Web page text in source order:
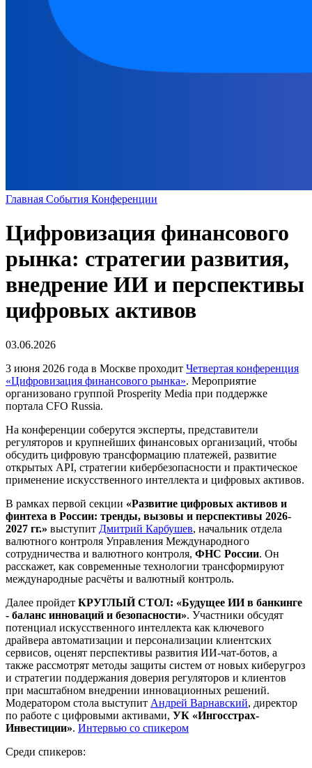
Главная События Конференции
Цифровизация финансового
рынка: стратегии развития,
внедрение ИИ и перспективы
цифровых активов
03.06.2026
3 июня 2026 года в Москве проходит Четвертая конференция
«Цифровизация финансового рынка». Мероприятие
организовано группой Prosperity Media при поддержке
портала CFO Russia.
На конференции соберутся эксперты, представители
регуляторов и крупнейших финансовых организаций, чтобы
обсудить цифровую трансформацию платежей, развитие
открытых API, стратегии кибербезопасности и практическое
применение искусственного интеллекта и цифровых активов.
В рамках первой секции «Развитие цифровых активов и
финтеха в России: тренды, вызовы и перспективы 2026-
2027 гг.» выступит Дмитрий Карбушев, начальник отдела
валютного контроля Управления Международного
сотрудничества и валютного контроля, ФНС России. Он
расскажет, как современные технологии трансформируют
международные расчёты и валютный контроль.
Далее пройдет КРУГЛЫЙ СТОЛ: «Будущее ИИ в банкинге
- баланс инноваций и безопасности». Участники обсудят
потенциал искусственного интеллекта как ключевого
драйвера автоматизации и персонализации клиентских
сервисов, оценят перспективы развития ИИ-чат-ботов, а
также рассмотрят методы защиты систем от новых киберугроз
и стратегии поддержания доверия регуляторов и клиентов
при масштабном внедрении инновационных решений.
Модератором стола выступит Андрей Варнавский, директор
по работе с цифровыми активами, УК «Ингосстрах-
Инвестиции». Интервью со спикером
Среди спикеров: